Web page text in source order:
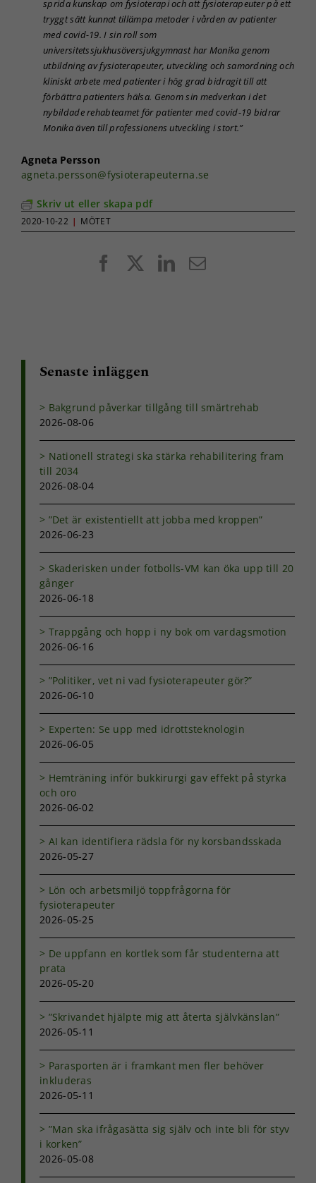
sprida kunskap om fysioterapi och att fysioterapeuter på ett
tryggt sätt kunnat tillämpa metoder i vården av patienter
med covid-19. I sin roll som
universitetssjukhusöversjukgymnast har Monika genom
utbildning av fysioterapeuter, utveckling och samordning och
kliniskt arbete med patienter i hög grad bidragit till att
förbättra patienters hälsa. Genom sin medverkan i det
nybildade rehabteamet för patienter med covid-19 bidrar
Monika även till professionens utveckling i stort.”
Agneta Persson
agneta.persson@fysioterapeuterna.se
Skriv ut eller skapa pdf
2020-10-22 | MÖTET
FacebookLinkedIn
E-
Senaste inläggen
Bakgrund påverkar tillgång till smärtrehab
2026-08-06
Nationell strategi ska stärka rehabilitering fram
till 2034
2026-08-04
”Det är existentiellt att jobba med kroppen”
2026-06-23
Skaderisken under fotbolls-VM kan öka upp till 20
gånger
2026-06-18
Trappgång och hopp i ny bok om vardagsmotion
2026-06-16
”Politiker, vet ni vad fysioterapeuter gör?”
2026-06-10
Experten: Se upp med idrottsteknologin
2026-06-05
Hemträning inför bukkirurgi gav effekt på styrka
och oro
2026-06-02
AI kan identifiera rädsla för ny korsbandsskada
2026-05-27
Lön och arbetsmiljö toppfrågorna för
fysioterapeuter
2026-05-25
De uppfann en kortlek som får studenterna att
prata
2026-05-20
”Skrivandet hjälpte mig att återta självkänslan”
2026-05-11
Parasporten är i framkant men fler behöver
inkluderas
2026-05-11
”Man ska ifrågasätta sig själv och inte bli för styv
i korken”
2026-05-08
prestera så
bra som
ditt besök.
Om du nekar
de här
kakorna
kommer viss
funktionalitet
att försvinna
Genom att dela
beteende när du
surfar ökar du